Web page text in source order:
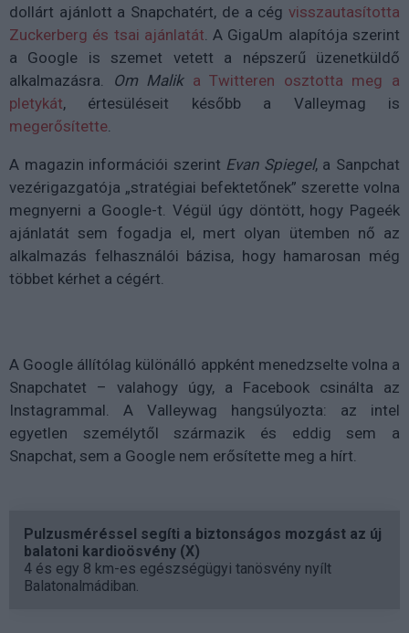
dollárt ajánlott a Snapchatért, de a cég visszautasította
Zuckerberg és tsai ajánlatát. A GigaUm alapítója szerint
a Google is szemet vetett a népszerű üzenetküldő
alkalmazásra.
Om Malik a Twitteren osztotta meg a
pletykát, értesüléseit később a Valleymag is
megerősítette.
A magazin információi szerint Evan Spiegel, a Sanpchat
vezérigazgatója „stratégiai befektetőnek” szerette volna
megnyerni a Google-t. Végül úgy döntött, hogy Pageék
ajánlatát sem fogadja el, mert olyan ütemben nő az
alkalmazás felhasználói bázisa, hogy hamarosan még
többet kérhet a cégért.
A Google állítólag különálló appként menedzselte volna a
Snapchatet – valahogy úgy, a Facebook csinálta az
Instagrammal. A Valleywag hangsúlyozta: az intel
egyetlen személytől származik és eddig sem a
Snapchat, sem a Google nem erősítette meg a hírt.
Pulzusméréssel segíti a biztonságos mozgást az új
balatoni kardioösvény (X)
4 és egy 8 km-es egészségügyi tanösvény nyílt
Balatonalmádiban.